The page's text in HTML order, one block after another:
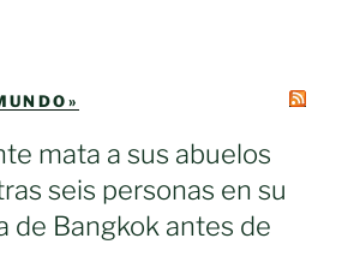
mata a sus abuelos
seis personas en su
de Bangkok antes de